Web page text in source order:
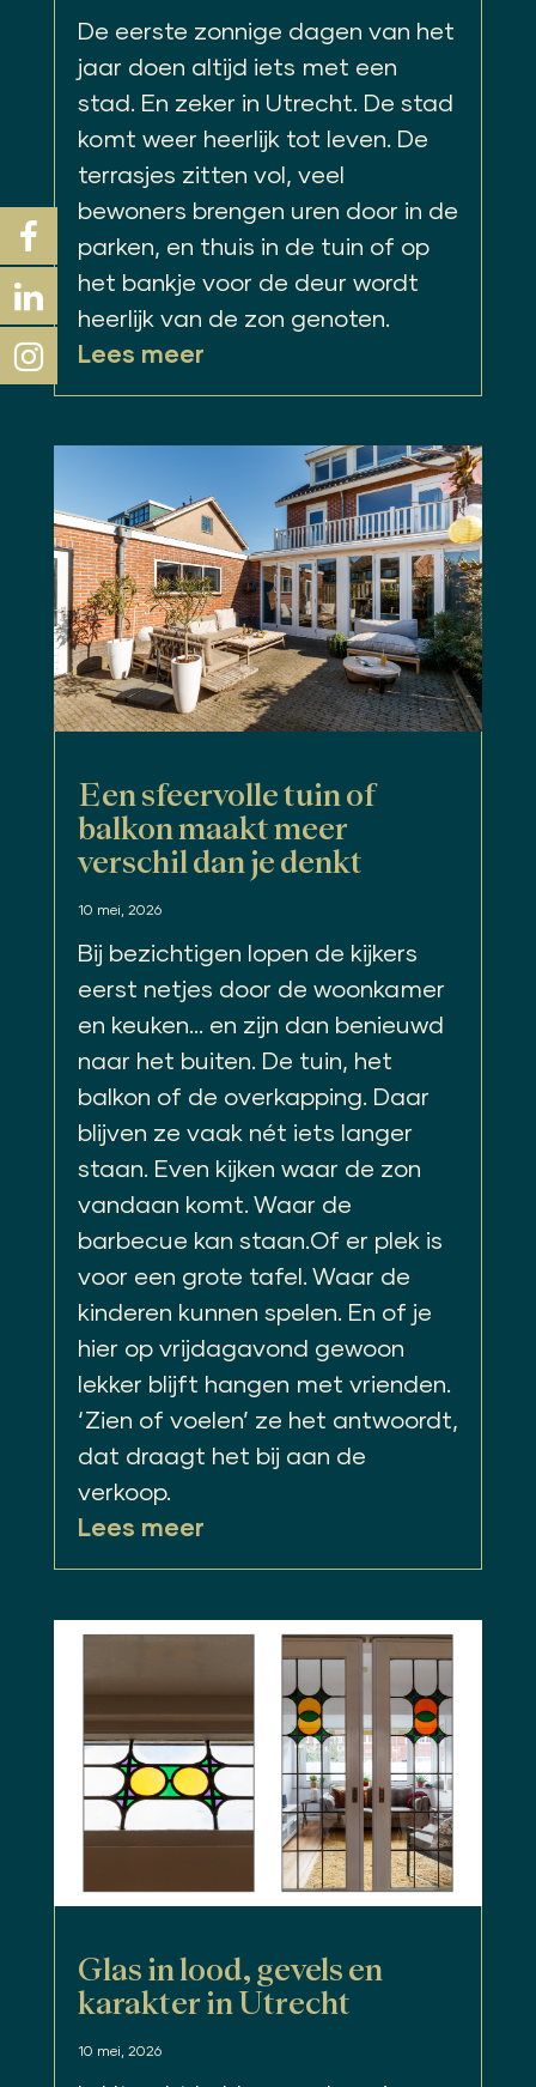
De eerste zonnige dagen van het
jaar doen altijd iets met een
stad. En zeker in Utrecht. De stad
komt weer heerlijk tot leven. De
terrasjes zitten vol, veel
bewoners brengen uren door in de
parken, en thuis in de tuin of op
het bankje voor de deur wordt
heerlijk van de zon genoten.
Lees meer
Een sfeervolle tuin of
balkon maakt meer
verschil dan je denkt
10 mei, 2026
Bij bezichtigen lopen de kijkers
eerst netjes door de woonkamer
en keuken… en zijn dan benieuwd
naar het buiten. De tuin, het
balkon of de overkapping. Daar
blijven ze vaak nét iets langer
staan. Even kijken waar de zon
vandaan komt. Waar de
barbecue kan staan.Of er plek is
voor een grote tafel. Waar de
kinderen kunnen spelen. En of je
hier op vrijdagavond gewoon
lekker blijft hangen met vrienden.
‘Zien of voelen’ ze het antwoordt,
dat draagt het bij aan de
verkoop.
Lees meer
Glas in lood, gevels en
karakter in Utrecht
10 mei, 2026